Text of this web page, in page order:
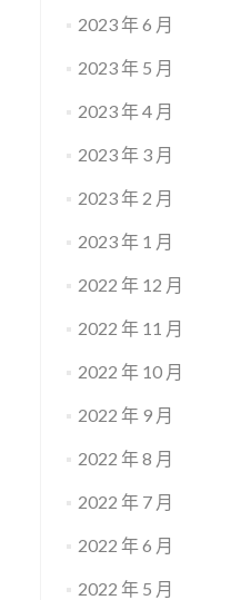
2023 年 6 月
2023 年 5 月
2023 年 4 月
2023 年 3 月
2023 年 2 月
2023 年 1 月
2022 年 12 月
2022 年 11 月
2022 年 10 月
2022 年 9 月
2022 年 8 月
2022 年 7 月
2022 年 6 月
2022 年 5 月